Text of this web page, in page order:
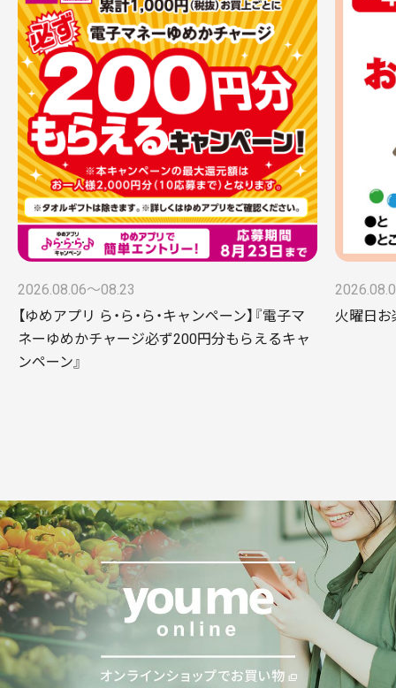
2026.08.06〜08.23
【ゆめアプリ ら・ら・ら・キャンペーン】『電子マ
ネーゆめかチャージ必ず200円分もらえるキャ
ンペーン』
火曜日お